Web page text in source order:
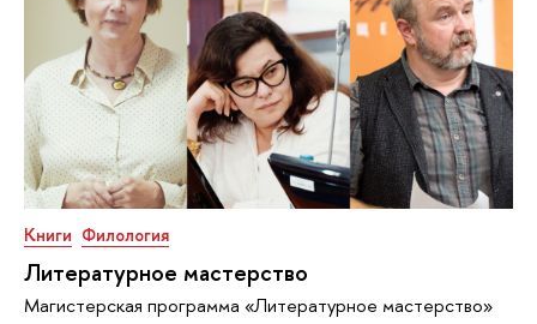
Книги Филология
Литературное мастерство
Магистерская программа «Литературное мастерство»